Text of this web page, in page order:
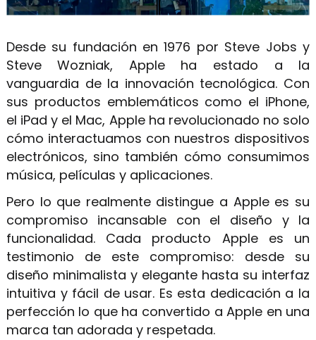
Desde su fundación en 1976 por Steve Jobs y
Steve Wozniak, Apple ha estado a la
vanguardia de la innovación tecnológica. Con
sus productos emblemáticos como el iPhone,
el iPad y el Mac, Apple ha revolucionado no solo
cómo interactuamos con nuestros dispositivos
electrónicos, sino también cómo consumimos
música, películas y aplicaciones.
Pero lo que realmente distingue a Apple es su
compromiso incansable con el diseño y la
funcionalidad. Cada producto Apple es un
testimonio de este compromiso: desde su
diseño minimalista y elegante hasta su interfaz
intuitiva y fácil de usar. Es esta dedicación a la
perfección lo que ha convertido a Apple en una
marca tan adorada y respetada.